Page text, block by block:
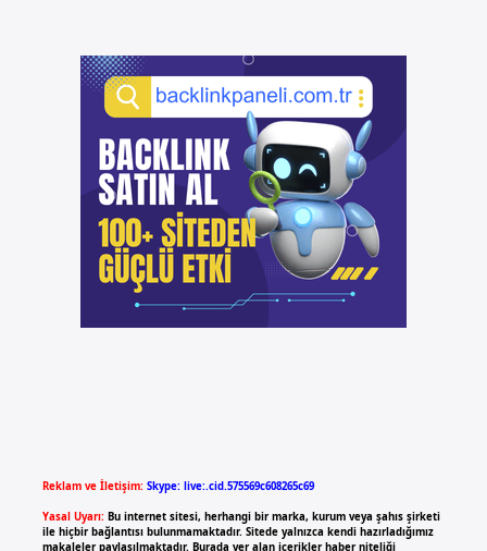
Reklam ve İletişim: Skype: live:.cid.575569c608265c69
Yasal Uyarı: Bu internet sitesi, herhangi bir marka, kurum veya şahıs şirketi
ile hiçbir bağlantısı bulunmamaktadır. Sitede yalnızca kendi hazırladığımız
makaleler paylaşılmaktadır. Burada yer alan içerikler haber niteliği